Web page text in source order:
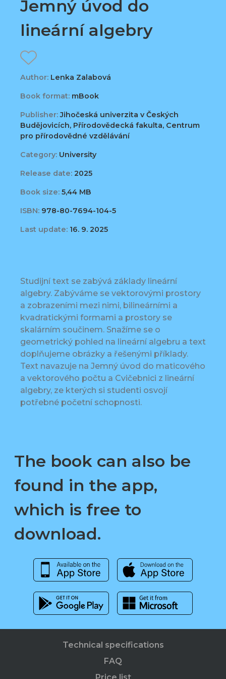
Jemný úvod do
lineární algebry
Author: Lenka Zalabová
Book format: mBook
Publisher:Jihočeská univerzita v Českých
Budějovicích, Přírodovědecká fakulta, Centrum
pro přírodovědné vzdělávání
Category: University
Release date: 2025
Book size: 5,44 MB
ISBN: 978-80-7694-104-5
Last update: 16. 9. 2025
Studijní text se zabývá základy lineární
algebry. Zabýváme se vektorovými prostory
a zobrazeními mezi nimi, bilineárními a
kvadratickými formami a prostory se
skalárním součinem. Snažíme se o
geometrický pohled na lineární algebru a text
doplňujeme obrázky a řešenými příklady.
Text navazuje na Jemný úvod do maticového
a vektorového počtu a Cvičebnici z lineární
algebry, ze kterých si studenti osvojí
potřebné početní schopnosti.
The book can also be
found in the app,
which is free to
download.
Technical specifications
FAQ